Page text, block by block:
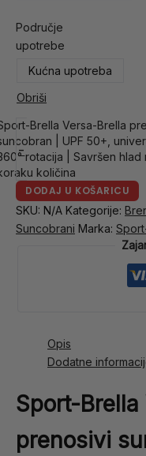
Područje
upotrebe
Kućna upotreba
Obriši
-
Brella Versa-Brella
| UPF 50+,
rotacija | Savršen hlad
količina
DODAJ U KOŠARICU
SKU: N/A Kategorije:
Suncobrani Marka:
Opis
Dodatne
Sport-
prenosivi